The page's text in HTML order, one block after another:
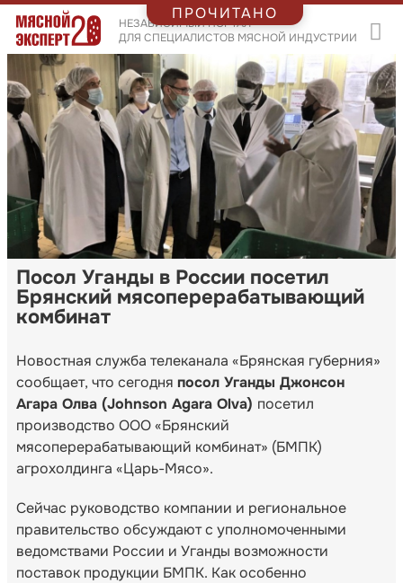
НЕЗАВИСИМЫЙ ПОРТАЛ
ДЛЯ СПЕЦИАЛИСТОВ МЯСНОЙ ИНДУСТРИИ
Посол Уганды в России посетил
Брянский мясоперерабатывающий
комбинат
Новостная служба телеканала «Брянская губерния»
сообщает, что сегодня посол Уганды Джонсон
Агара Олва (Johnson Agara Olva) посетил
производство ООО «Брянский
мясоперерабатывающий комбинат» (БМПК)
агрохолдинга «Царь-Мясо».
Сейчас руководство компании и региональное
правительство обсуждают с уполномоченными
ведомствами России и Уганды возможности
поставок продукции БМПК. Как особенно
ПРОЧИТАНО